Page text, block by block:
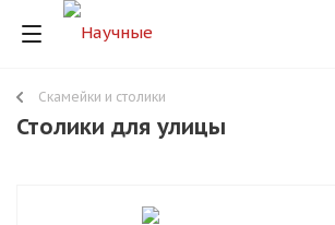
Скамейки и столики
Столики для улицы